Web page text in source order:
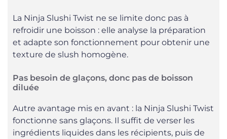
La Ninja Slushi Twist ne se limite donc pas à
refroidir une boisson : elle analyse la préparation
et adapte son fonctionnement pour obtenir une
texture de slush homogène.
Pas besoin de glaçons, donc pas de boisson
diluée
Autre avantage mis en avant : la Ninja Slushi Twist
fonctionne sans glaçons. Il suffit de verser les
ingrédients liquides dans les récipients, puis de